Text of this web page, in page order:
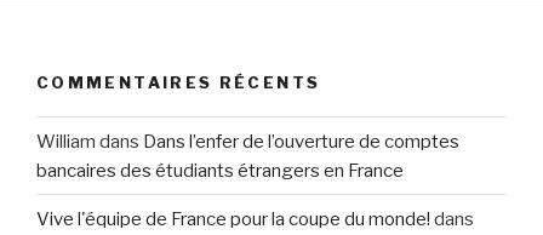
COMMENTAIRES RÉCENTS
William dans Dans l’enfer de l’ouverture de comptes
bancaires des étudiants étrangers en France
Vive l'équipe de France pour la coupe du monde! dans